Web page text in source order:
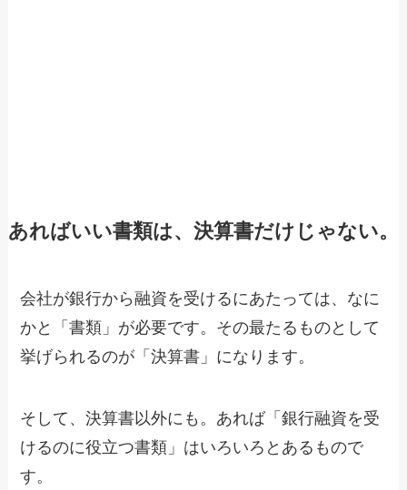
あればいい書類は、決算書だけじゃない。
会社が銀行から融資を受けるにあたっては、なに
かと「書類」が必要です。その最たるものとして
挙げられるのが「決算書」になります。
そして、決算書以外にも。あれば「銀行融資を受
けるのに役立つ書類」はいろいろとあるもので
す。